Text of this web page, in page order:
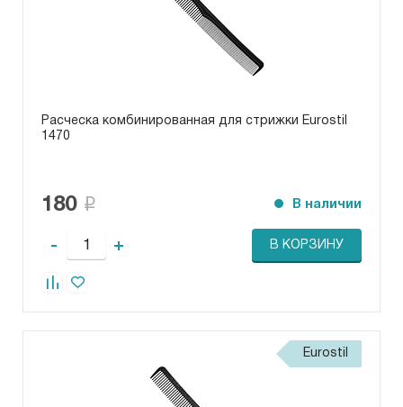
Расческа комбинированная для стрижки Eurostil
1470
180 В наличии
- + В КОРЗИНУ
Eurostil